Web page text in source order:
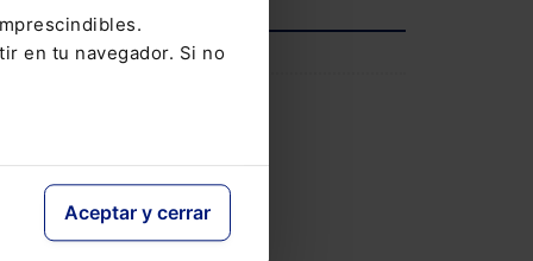
en tu navegador. Si no
Aceptar y cerrar
INFORMACIÓN